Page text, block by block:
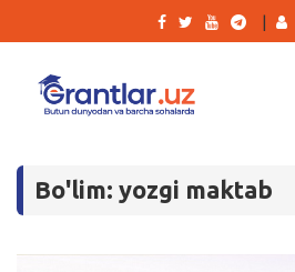
Tanlovlar
Bo'lim: yozgi maktab